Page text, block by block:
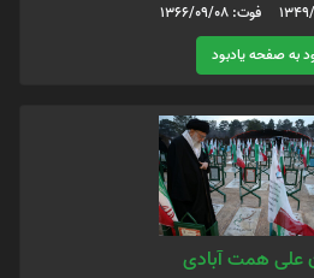
به صفحه یادبود
علی همت آبادی